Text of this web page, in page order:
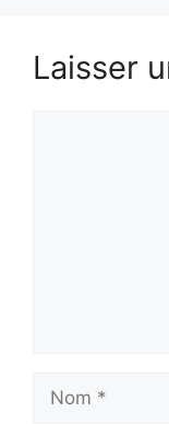
Laisser
Nom